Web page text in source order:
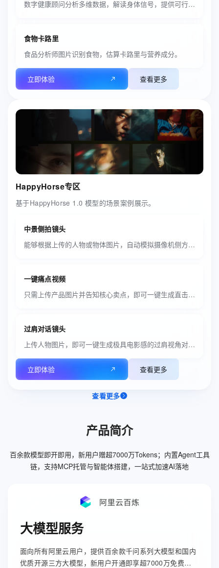
数字健康顾问分析多维数据，解读身体信号，提供可行生活建议。
食物卡路里
食品分析师图片识别食物，估算卡路里与营养成分。
立即体验 查看更多
HappyHorse专区
基于HappyHorse 1.0 模型的场景案例展示。
中景侧拍镜头
能够根据上传的人物或物体图片，自动模拟摄像机侧方视角，生成具有电影叙事感的中景动态视频。
一键痛点视频
只需上传产品图片并告知核心卖点，即可一键生成直击用户痛点的场景化解决方案视频。
过肩对话镜头
上传人物图片，即可一键生成极具电影感的过肩视角对话场景视频。
立即体验 查看更多
查看更多
产品简介
百余款模型即开即用，新用户赠超7000万Tokens；内置Agent工具
链，支持MCP托管与智能体搭建，一站式加速AI落地
大模型服务
面向所有阿里云用户，提供百余款千问系列大模型和国内
优质开源三方大模型，新用户开通即享超7000万免费